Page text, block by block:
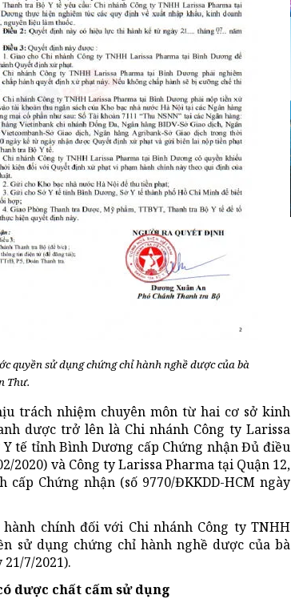
quyền sử dụng chứng chỉ hành nghề dược của bà
Thư.
trách nhiệm chuyên môn từ hai cơ sở kinh
dược trở lên là Chi nhánh Công ty Larissa
tế tỉnh Bình Dương cấp Chứng nhận Đủ điều
2020) và Công ty Larissa Pharma tại Quận 12,
Chứng nhận (số 9770/ĐKKDD-HCM ngày
chính đối với Chi nhánh Công ty TNHH
sử dụng chứng chỉ hành nghề dược của bà
7/2021).
dược chất cấm sử dụng